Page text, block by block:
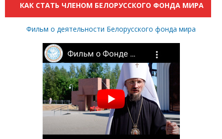
КАК СТАТЬ ЧЛЕНОМ БЕЛОРУССКОГО ФОНДА МИРА
Фильм о деятельности Белорусского фонда мира